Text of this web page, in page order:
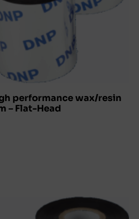
performance wax/resin
– Flat-Head